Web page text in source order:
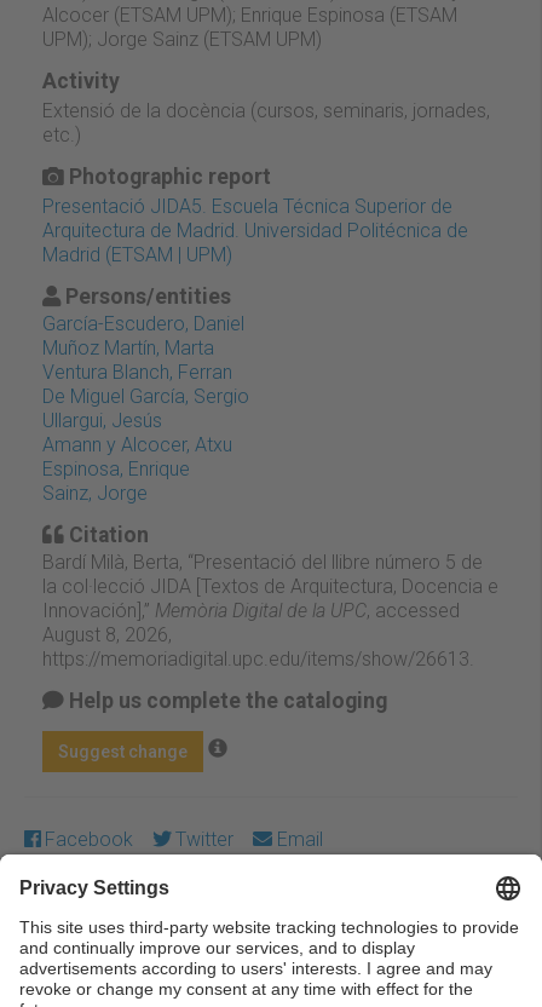
Alcocer (ETSAM UPM); Enrique Espinosa (ETSAM
UPM); Jorge Sainz (ETSAM UPM)
Activity
Extensió de la docència (cursos, seminaris, jornades,
etc.)
Photographic report
Presentació JIDA5. Escuela Técnica Superior de
Arquitectura de Madrid. Universidad Politécnica de
Madrid (ETSAM | UPM)
Persons/entities
García-Escudero, Daniel
Muñoz Martín, Marta
Ventura Blanch, Ferran
De Miguel García, Sergio
Ullargui, Jesús
Amann y Alcocer, Atxu
Espinosa, Enrique
Sainz, Jorge
Citation
Bardí Milà, Berta, “Presentació del llibre número 5 de
la col·lecció JIDA [Textos de Arquitectura, Docencia e
Innovación],” Memòria Digital de la UPC, accessed
August 8, 2026,
https://memoriadigital.upc.edu/items/show/26613
Help us complete the cataloging
Suggest change
Facebook Twitter Email
Except where otherwise noted, content on this work is
licensed under a Creative Commons license:Attribution-